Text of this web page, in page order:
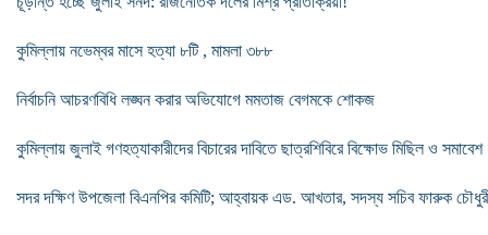
কুমিল্লায় নভেম্বর মাসে হত্যা ৮টি , মামলা ৩৮৮
নির্বাচনি আচরণবিধি লঙ্ঘন করার অভিযোগে মমতাজ বেগমকে শোকজ
কুমিল্লায় জুলাই গণহত্যাকারীদের বিচারের দাবিতে ছাত্রশিবিরে বিক্ষোভ মিছিল ও সমাবেশ
সদর দক্ষিণ উপজেলা বিএনপির কমিটি; আহ্বায়ক এড. আখতার, সদস্য সচিব ফারুক